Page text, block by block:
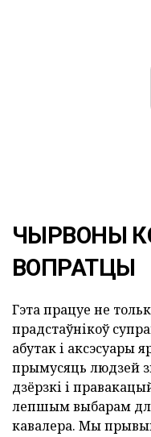
ЧЫРВОНЫ
ВОПРАТЦЫ
Гэта працуе не
прадстаўнікоў
абутак і аксэсуары
прымусяць людзей
дзёрзкі і
лепшым выбарам
кавалера. Мы